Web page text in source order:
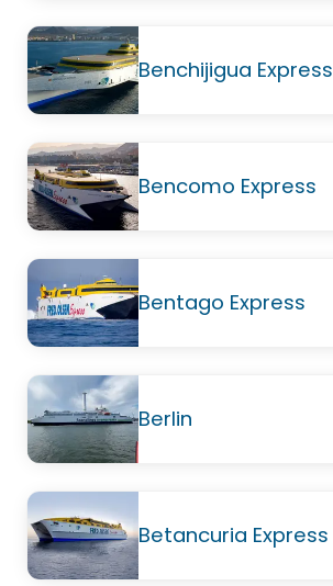
Benchijigua Express
Bencomo Express
Bentago Express
Berlin
Betancuria Express